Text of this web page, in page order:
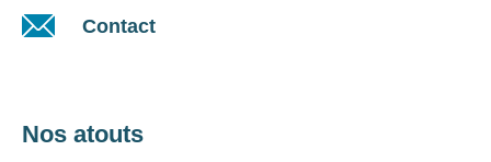
Contact
Nos atouts